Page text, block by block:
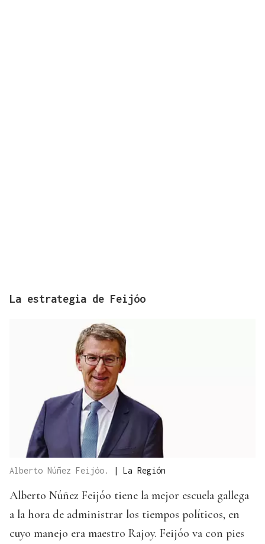
La estrategia de Feijóo
Alberto Núñez Feijóo. | La Región
Alberto Núñez Feijóo tiene la mejor escuela gallega
a la hora de administrar los tiempos políticos, en
cuyo manejo era maestro Rajoy. Feijóo va con pies